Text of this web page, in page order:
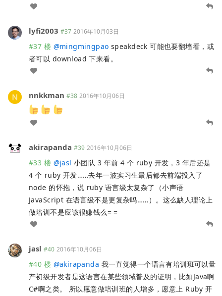
lyfi2003 #37 2016年10月03日
#37 楼 @mingmingpao speakdeck 可能也要翻墙看，或
者可以 download 下来看。
nnkkman #38 2016年10月06日
akirapanda #39 2016年10月06日
#33 楼 @jasl 小团队 3 年前 4 个 ruby 开发，3 年后还是
4 个 ruby 开发……去年一波实习生最后都去前端投入了
node 的怀抱，说 ruby 语言级太复杂了（小声语
JavaScript 在语言级不是更复杂吗……）。这么缺人理论上
做培训不是应该很赚钱么= =
jasl #40 2016年10月06日
#40 楼 @akirapanda 我一直觉得一个语言有培训班可以量
产初级开发者是这语言在某些领域普及的证明，比如Java啊
C#啊之类。 所以愿意做培训班的人增多，愿意上 Ruby 开